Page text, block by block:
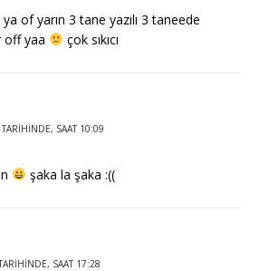
of yarın 3 tane yazılı 3 taneede
off yaa
çok sıkıcı
SAAT 10:09
şaka la şaka :((
SAAT 17:28